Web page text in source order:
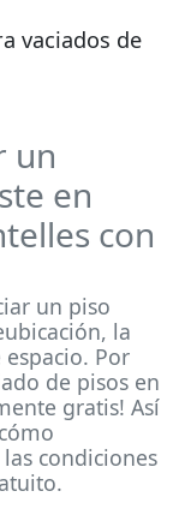
vaciados de
un
en
con
un piso
la
Por
de pisos en
gratis! Así
condiciones